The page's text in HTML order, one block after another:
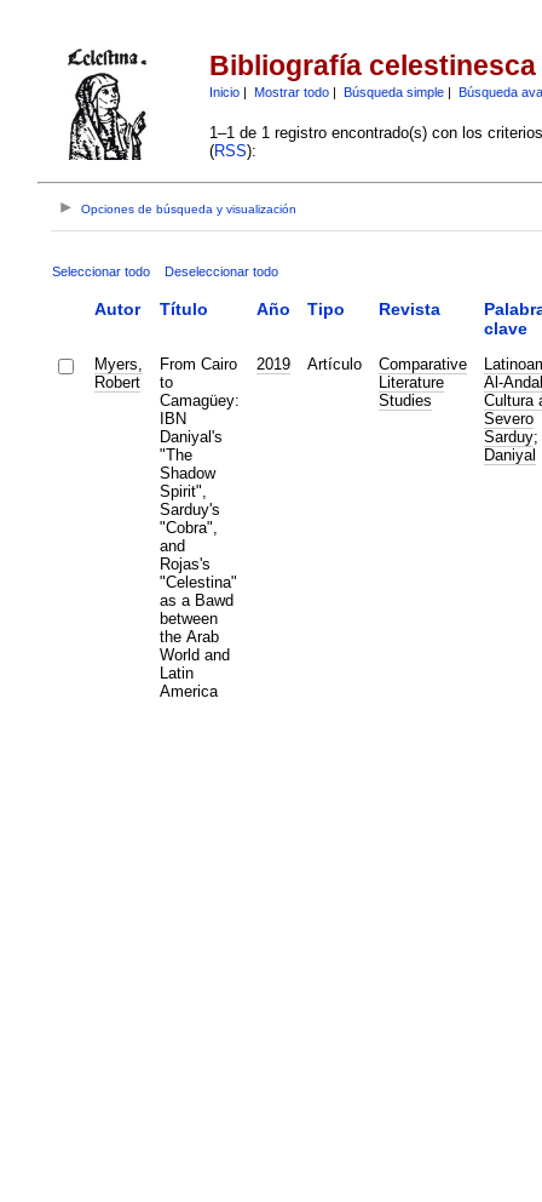
Bibliografía celestinesca
Inicio| Mostrar todo| Búsqueda simple| Búsqueda
1–1 de 1 registro encontrado(s) con los
(RSS):
Opciones de búsqueda y visualización
Seleccionar todo Deseleccionar todo
Autor Título Año Tipo Revista
clave
Myers,
Robert
From Cairo
to
Camagüey:
IBN
Daniyal's
"The
Shadow
Spirit",
Sarduy's
"Cobra",
and
Rojas's
"Celestina"
as a Bawd
between
the Arab
World and
Latin
America
2019 Artículo
Comparative
Literature
Studies
Al-
Cultura
Severo
Sarduy;
Daniyal